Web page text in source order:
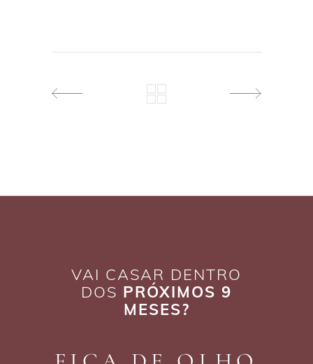
VAI CASAR DENTRO
DOS PRÓXIMOS 9
MESES?